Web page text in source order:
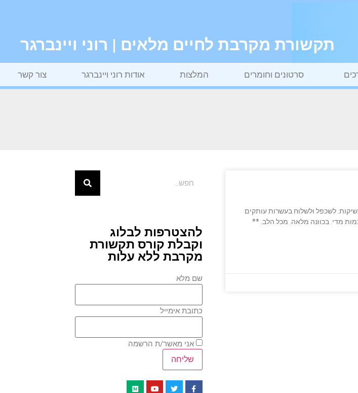
תקשורת מקרבת לחיים מלאים | רוני ויינברגר
סרטונים וחומרים המלצות אודות רוני ויינברגר צור קשר
לשכפל ולשלוח בעשרות עותקים
מדי. בכוונה מלאה. מכל הלב. **
להצטרפות לבלוג
וקבלת קורס תקשורת
מקרבת ללא עלות
שם מלא
כתובת אימייל
אני מאשר/ת הרשמה